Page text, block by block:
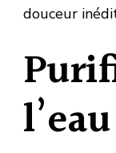
douceur
l’eau